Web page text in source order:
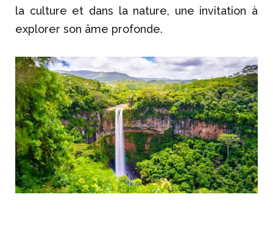
la culture et dans la nature, une invitation à
explorer son âme profonde.